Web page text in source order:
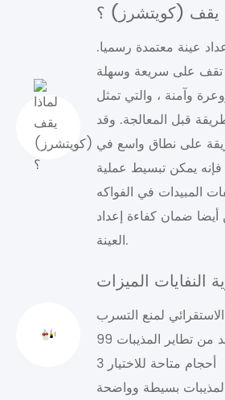
يقف (كويتشرز) ؟
عينة معتمدة رسميا.
تقف على سريعة وسهلة
وآمنة ، والتي تمثل
قبل المعالجة. وقد
على نطاق واسع في
فإنه يمكن تبسيط عملية
المبيدات في الفواكه
ضمان كفاءة إعداد
العينة.
النفايات الميزات
لمنع التسرب
3 أحجام متاحة للاختيار
بسيطة وواضحة